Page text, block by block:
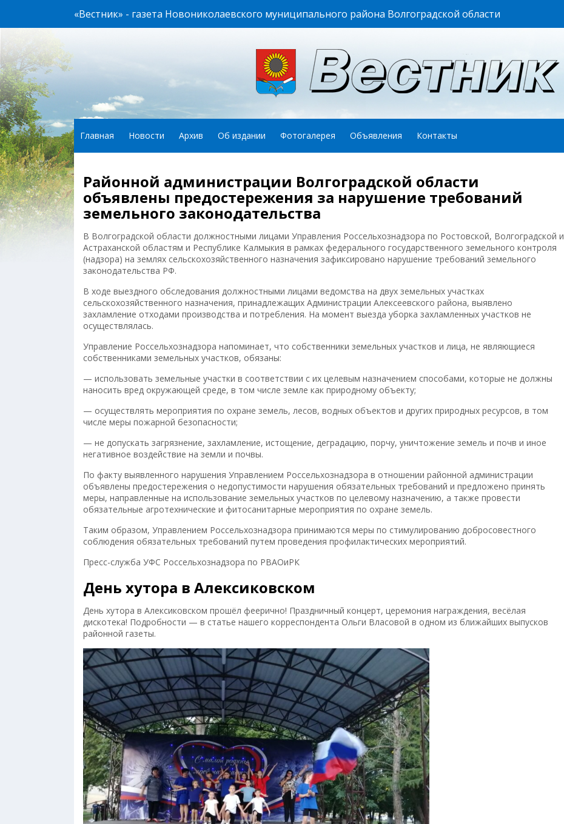
«Вестник» - газета Новониколаевского муниципального района Волгоградской области
Главная Новости Архив Об издании Фотогалерея Объявления Контакты
Районной администрации Волгоградской области
объявлены предостережения за нарушение требований
земельного законодательства
В Волгоградской области должностными лицами Управления Россельхознадзора по Ростовской, Волгоградской и
Астраханской областям и Республике Калмыкия в рамках федерального государственного земельного контроля
(надзора) на землях сельскохозяйственного назначения зафиксировано нарушение требований земельного
законодательства РФ.
В ходе выездного обследования должностными лицами ведомства на двух земельных участках
сельскохозяйственного назначения, принадлежащих Администрации Алексеевского района, выявлено
захламление отходами производства и потребления. На момент выезда уборка захламленных участков не
осуществлялась.
Управление Россельхознадзора напоминает, что собственники земельных участков и лица, не являющиеся
собственниками земельных участков, обязаны:
— использовать земельные участки в соответствии с их целевым назначением способами, которые не должны
наносить вред окружающей среде, в том числе земле как природному объекту;
— осуществлять мероприятия по охране земель, лесов, водных объектов и других природных ресурсов, в том
числе меры пожарной безопасности;
— не допускать загрязнение, захламление, истощение, деградацию, порчу, уничтожение земель и почв и иное
негативное воздействие на земли и почвы.
По факту выявленного нарушения Управлением Россельхознадзора в отношении районной администрации
объявлены предостережения о недопустимости нарушения обязательных требований и предложено принять
меры, направленные на использование земельных участков по целевому назначению, а также провести
обязательные агротехнические и фитосанитарные мероприятия по охране земель.
Таким образом, Управлением Россельхознадзора принимаются меры по стимулированию добросовестного
соблюдения обязательных требований путем проведения профилактических мероприятий.
Пресс-служба УФС Россельхознадзора по РВАОиРК
День хутора в Алексиковском
День хутора в Алексиковском прошёл феерично! Праздничный концерт, церемония награждения, весёлая
дискотека! Подробности — в статье нашего корреспондента Ольги Власовой в одном из ближайших выпусков
районной газеты.